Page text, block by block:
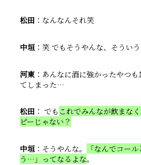
松田 ：なんなんそれ笑
中垣：笑 でもそうやんな、そういう
河東 ：あんなに酒に強かったやつ
てしまった…
松田 ： でも これでみんなが飲まな
ピーじゃない？
中垣：そうやんな。
「なんでコー
う…」ってなるよな。